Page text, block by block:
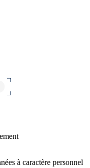
à caractère personnel